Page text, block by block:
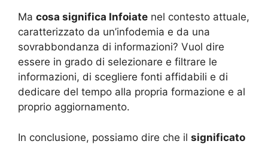
Ma cosa significa Infoiate nel contesto attuale,
caratterizzato da un’infodemia e da una
sovrabbondanza di informazioni? Vuol dire
essere in grado di selezionare e filtrare le
informazioni, di scegliere fonti affidabili e di
dedicare del tempo alla propria formazione e al
proprio aggiornamento.
In conclusione, possiamo dire che il significato